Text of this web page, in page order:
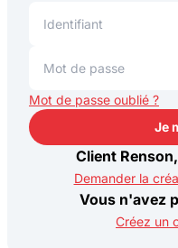
Mot de passe oublié ?
Je
Je
Client
Demander la
Vous n'avez
Créez un